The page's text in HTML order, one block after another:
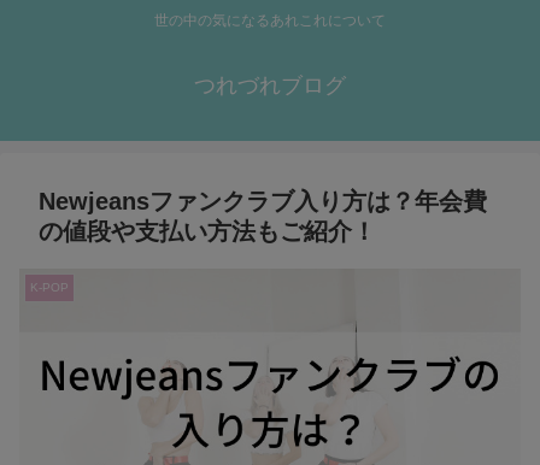
世の中の気になるあれこれについて
つれづれブログ
Newjeansファンクラブ入り方は？年会費
の値段や支払い方法もご紹介！
K-POP